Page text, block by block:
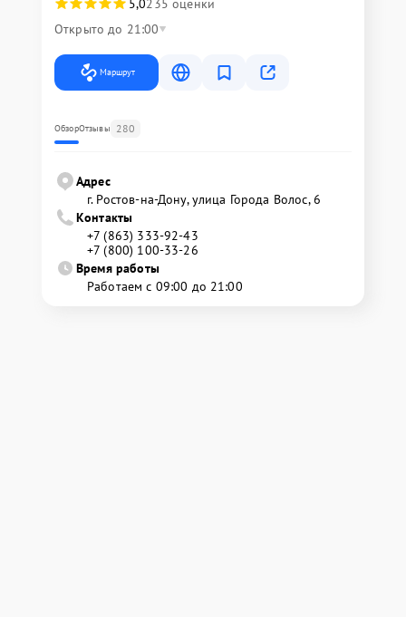
5,0235 оценки
Открыто до 21:00
Маршрут
ОбзорОтзывы 280
Адрес
г. Ростов-на-Дону, улица Города Волос, 6
Контакты
+7 (863) 333-92-43
+7 (800) 100-33-26
Время работы
Работаем с 09:00 до 21:00